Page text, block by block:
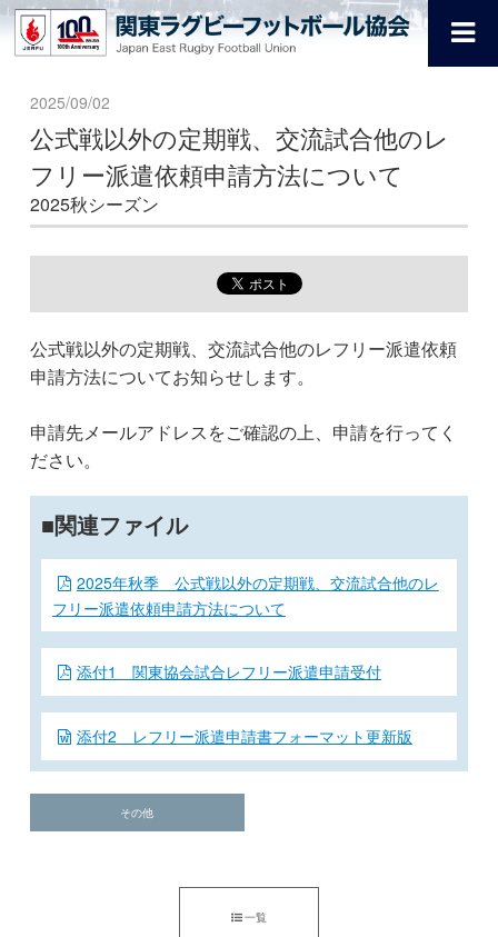
2025/09/02
公式戦以外の定期戦、交流試合他のレ
フリー派遣依頼申請方法について
2025秋シーズン
公式戦以外の定期戦、交流試合他のレフリー派遣依頼
申請方法についてお知らせします。
申請先メールアドレスをご確認の上、申請を行ってく
ださい。
関連ファイル
2025年秋季 公式戦以外の定期戦、交流試合他のレ
フリー派遣依頼申請方法について
添付1 関東協会試合レフリー派遣申請受付
添付2 レフリー派遣申請書フォーマット更新版
その他
一覧